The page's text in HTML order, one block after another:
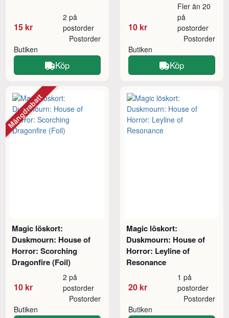
15 kr
2 på
postorder
Butiken
Postorder
Köp
10 kr
Fler än 20
på
postorder
Butiken
Postorder
Köp
Magic löskort:
Duskmourn: House of
Horror: Scorching
Dragonfire (Foil)
10 kr
2 på
postorder
Butiken
Postorder
Mängdrabatt
Magic löskort:
Duskmourn: House of
Horror: Leyline of
Resonance
20 kr
1 på
postorder
Butiken
Postorder